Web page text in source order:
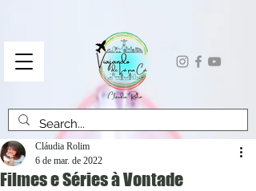
Filmes e Séries à Vontade
Cláudia Rolim
6 de mar. de 2022